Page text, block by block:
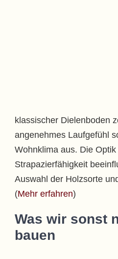
klassischer Dielenboden
angenehmes Laufgefühl
Wohnklima aus. Die Optik
Strapazierfähigkeit
Auswahl der Holzsorte
(Mehr erfahren)
Was wir sonst
bauen